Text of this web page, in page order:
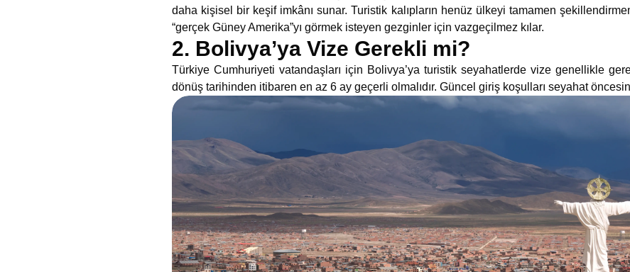
daha kişisel bir keşif imkânı sunar. Turistik kalıpların henüz ülkeyi tamamen
“gerçek Güney Amerika”yı görmek isteyen gezginler için vazgeçilmez kılar.
2. Bolivya’ya Vize Gerekli mi?
Türkiye Cumhuriyeti vatandaşları için Bolivya’ya turistik seyahatlerde vize genellikle
dönüş tarihinden itibaren en az 6 ay geçerli olmalıdır. Güncel giriş koşulları seyahat